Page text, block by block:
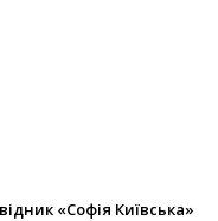
«Софія Київська»